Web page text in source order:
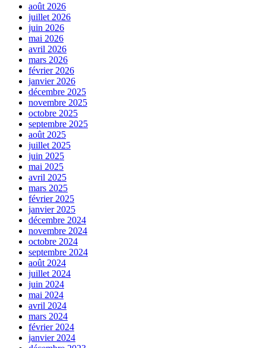
août 2026
juillet 2026
juin 2026
mai 2026
avril 2026
mars 2026
février 2026
janvier 2026
décembre 2025
novembre 2025
octobre 2025
septembre 2025
août 2025
juillet 2025
juin 2025
mai 2025
avril 2025
mars 2025
février 2025
janvier 2025
décembre 2024
novembre 2024
octobre 2024
septembre 2024
août 2024
juillet 2024
juin 2024
mai 2024
avril 2024
mars 2024
février 2024
janvier 2024